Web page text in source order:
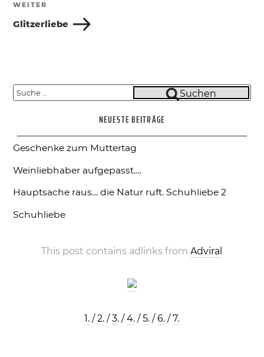
Nächster
Beitrag
WEITER
Glitzerliebe
Suche
nach:
Suchen
NEUESTE BEITRÄGE
Geschenke zum Muttertag
Weinliebhaber aufgepasst….
Hauptsache raus… die Natur ruft. Schuhliebe 2
Schuhliebe
This post contains adlinks fromAdviral
1. /2. /3. /4. /5. /6. /7.